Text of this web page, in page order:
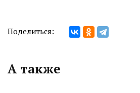
Поделиться:
А также